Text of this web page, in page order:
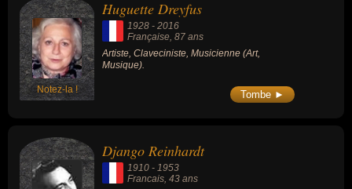
Notez-la !
Huguette Dreyfus
1928 - 2016
Française, 87 ans
Artiste, Claveciniste, Musicienne (Art,
Musique).
Tombe ►
Django Reinhardt
1910 - 1953
Francais, 43 ans